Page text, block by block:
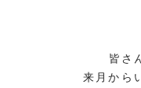
皆さ
来月から